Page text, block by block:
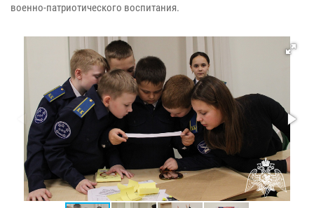
военно-патриотического воспитания.